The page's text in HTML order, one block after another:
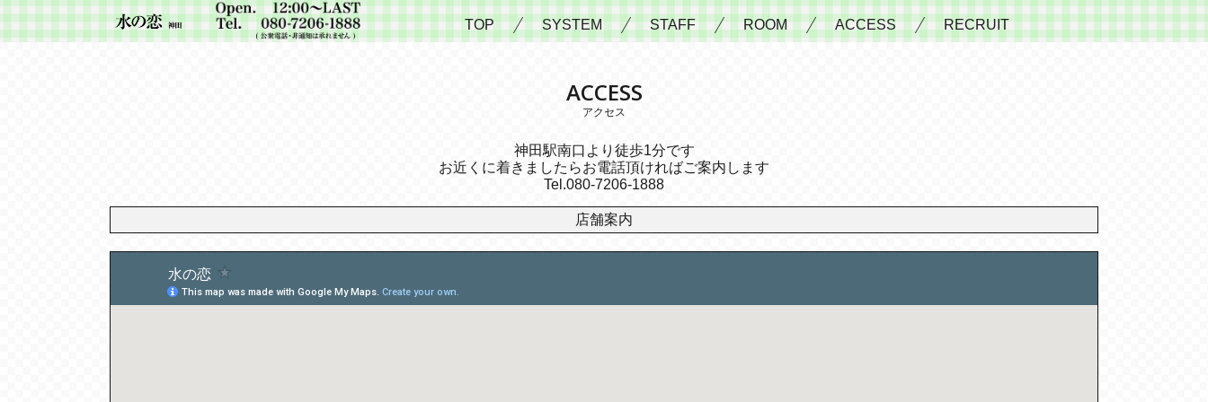
TOP SYSTEM STAFF ROOM ACCESS RECRUIT
ACCESS
アクセス
神田駅南口より徒歩1分です
お近くに着きましたらお電話頂ければご案内します
Tel.080-7206-1888
店舗案内